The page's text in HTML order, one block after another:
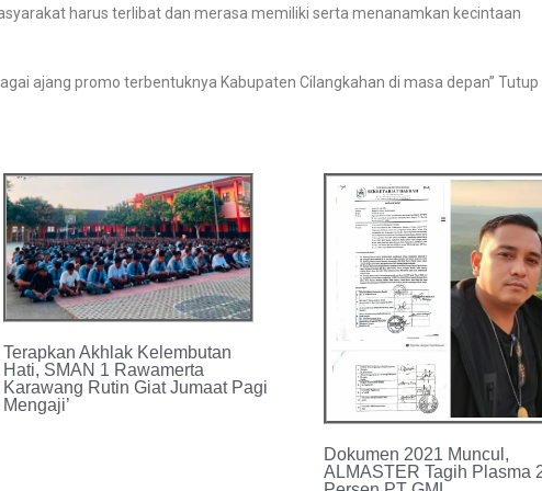
harus terlibat dan merasa memiliki serta menanamkan kecintaan
ajang promo terbentuknya Kabupaten Cilangkahan di masa depan” Tutup
Terapkan Akhlak Kelembutan
Hati, SMAN 1 Rawamerta
Karawang Rutin Giat Jumaat Pagi
Mengaji’
Dokumen 2021 Muncul,
ALMASTER Tagih Plasma